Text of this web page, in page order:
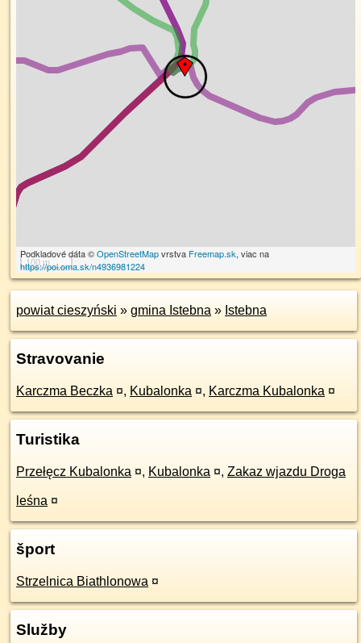
100 m
Podkladové dáta ©OpenStreetMapvrstva Freemap.sk, viac na
https://poi.oma.sk/n4936981224
powiat cieszyński » gmina Istebna » Istebna
Stravovanie
Karczma Beczka ¤, Kubalonka ¤, Karczma Kubalonka ¤
Turistika
Przełęcz Kubalonka ¤, Kubalonka ¤, Zakaz wjazdu Droga
leśna ¤
šport
Strzelnica Biathlonowa ¤
Služby